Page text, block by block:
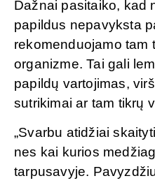
Dažnai pasitaiko, kad
papildus nepavyksta
rekomenduojamo tam
organizme. Tai gali
papildų vartojimas,
sutrikimai ar tam tikrų
„Svarbu atidžiai
nes kai kurios
tarpusavyje.